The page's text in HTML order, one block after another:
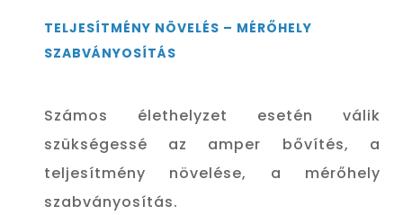
TELJESÍTMÉNY NÖVELÉS – MÉRŐHELY
SZABVÁNYOSÍTÁS
Számos élethelyzet esetén válik
szükségessé az amper bővítés, a
teljesítmény növelése, a mérőhely
szabványosítás.